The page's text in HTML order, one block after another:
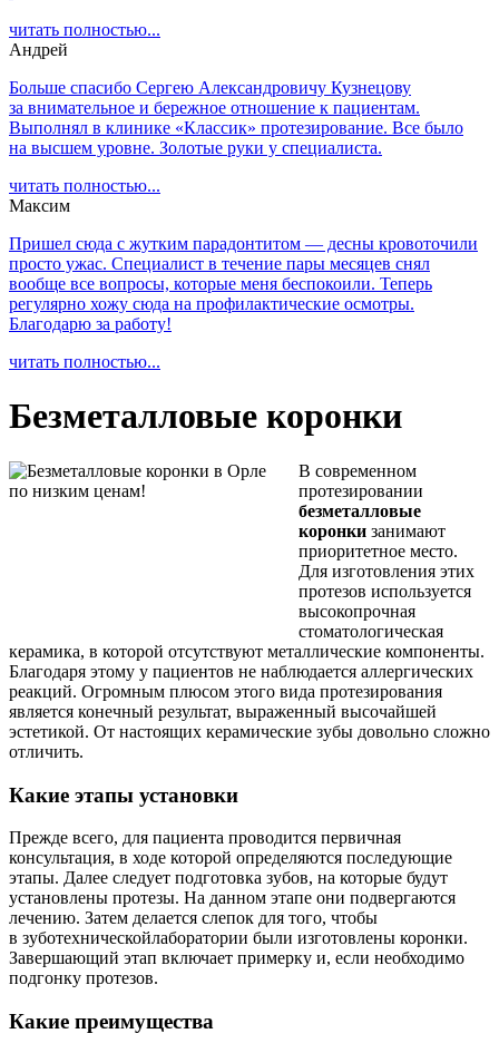
читать полностью...
Андрей
Больше спасибо Сергею Александровичу Кузнецову
за внимательное и бережное отношение к пациентам.
Выполнял в клинике «Классик» протезирование. Все было
на высшем уровне. Золотые руки у специалиста.
читать полностью...
Максим
Пришел сюда с жутким парадонтитом — десны кровоточили
просто ужас. Специалист в течение пары месяцев снял
вообще все вопросы, которые меня беспокоили. Теперь
регулярно хожу сюда на профилактические осмотры.
Благодарю за работу!
читать полностью...
Безметалловые коронки
В современном
протезировании
безметалловые
коронки занимают
приоритетное место.
Для изготовления этих
протезов используется
высокопрочная
стоматологическая
керамика, в которой отсутствуют металлические компоненты.
Благодаря этому у пациентов не наблюдается аллергических
реакций. Огромным плюсом этого вида протезирования
является конечный результат, выраженный высочайшей
эстетикой. От настоящих керамические зубы довольно сложно
отличить.
Какие этапы установки
Прежде всего, для пациента проводится первичная
консультация, в ходе которой определяются последующие
этапы. Далее следует подготовка зубов, на которые будут
установлены протезы. На данном этапе они подвергаются
лечению. Затем делается слепок для того, чтобы
в зуботехническойлаборатории были изготовлены коронки.
Завершающий этап включает примерку и, если необходимо
подгонку протезов.
Какие преимущества